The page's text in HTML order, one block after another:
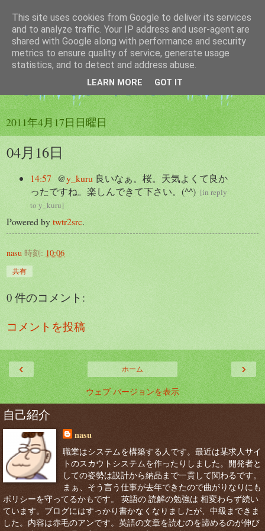
つぶやき帳
twitterのつぶやきを纏める為のブログです。サービスは
twtr2src を使用しています。ブログのつぶやきは
2011年4月17日日曜日
04月16日
14:57 @y_kuru 良いなぁ。桜。天気よくて良か
ったですね。楽しんできて下さい。(^^)[in reply
to y_kuru]
Powered bytwtr2src.
nasu 時刻: 10:06
共有
0 件のコメント:
コメントを投稿
‹ ›
ホーム
ウェブ バージョンを表示
自己紹介
nasu
職業はシステムを構築する人です。最近は某求人サイ
トのスカウトシステムを作ったりしました。開発者と
しての姿勢は設計から納品まで一貫して関わるです。
まぁ、そう言う仕事が去年できたので曲がりなりにも
ポリシーを守ってるかもです。 英語の 読解の勉強は 相変わらず続い
ています。ブログにはすっかり書かなくなりましたが、中級まできま
した。内容は赤毛のアンです。英語の文章を読むのを諦めるのが伸び
This site uses cookies from Google to deliver its services
and to analyze traffic. Your IP address and user-agent are
shared with Google along with performance and security
metrics to ensure quality of service, generate usage
statistics, and to detect and address abuse.
LEARN MORE GOT IT